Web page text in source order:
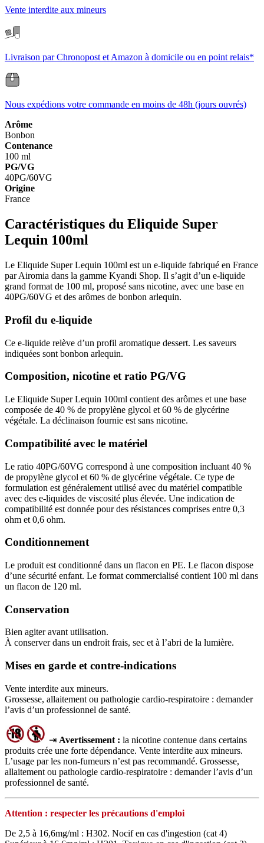
Vente interdite aux mineurs
Livraison par Chronopost et Amazon à domicile ou en point relais*
Nous expédions votre commande en moins de 48h (jours ouvrés)
Arôme
Bonbon
Contenance
100 ml
PG/VG
40PG/60VG
Origine
France
Caractéristiques du Eliquide Super
Lequin 100ml
Le Eliquide Super Lequin 100ml est un e-liquide fabriqué en France
par Airomia dans la gamme Kyandi Shop. Il s’agit d’un e-liquide
grand format de 100 ml, proposé sans nicotine, avec une base en
40PG/60VG et des arômes de bonbon arlequin.
Profil du e-liquide
Ce e-liquide relève d’un profil aromatique dessert. Les saveurs
indiquées sont bonbon arlequin.
Composition, nicotine et ratio PG/VG
Le Eliquide Super Lequin 100ml contient des arômes et une base
composée de 40 % de propylène glycol et 60 % de glycérine
végétale. La déclinaison fournie est sans nicotine.
Compatibilité avec le matériel
Le ratio 40PG/60VG correspond à une composition incluant 40 %
de propylène glycol et 60 % de glycérine végétale. Ce type de
formulation est généralement utilisé avec du matériel compatible
avec des e-liquides de viscosité plus élevée. Une indication de
compatibilité est donnée pour des résistances comprises entre 0,3
ohm et 0,6 ohm.
Conditionnement
Le produit est conditionné dans un flacon en PE. Le flacon dispose
d’une sécurité enfant. Le format commercialisé contient 100 ml dans
un flacon de 120 ml.
Conservation
Bien agiter avant utilisation.
À conserver dans un endroit frais, sec et à l’abri de la lumière.
Mises en garde et contre-indications
Vente interdite aux mineurs.
Grossesse, allaitement ou pathologie cardio-respiratoire : demander
l’avis d’un professionnel de santé.
⇥ Avertissement : la nicotine contenue dans certains
produits crée une forte dépendance. Vente interdite aux mineurs.
L’usage par les non‑fumeurs n’est pas recommandé. Grossesse,
allaitement ou pathologie cardio‑respiratoire : demander l’avis d’un
professionnel de santé.
Attention : respecter les précautions d'emploi
De 2,5 à 16,6mg/ml : H302. Nocif en cas d'ingestion (cat 4)